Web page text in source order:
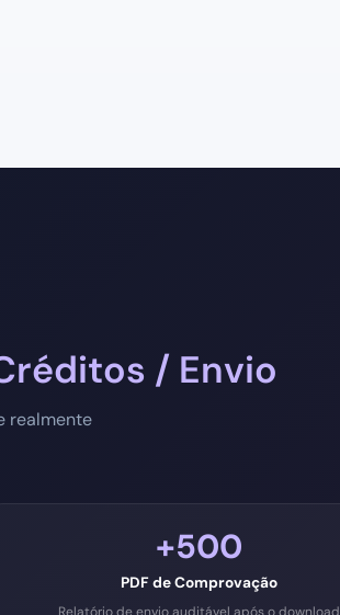
/ Envio
realmente
+500
PDF de Comprovação
Relatório de envio auditável após o download